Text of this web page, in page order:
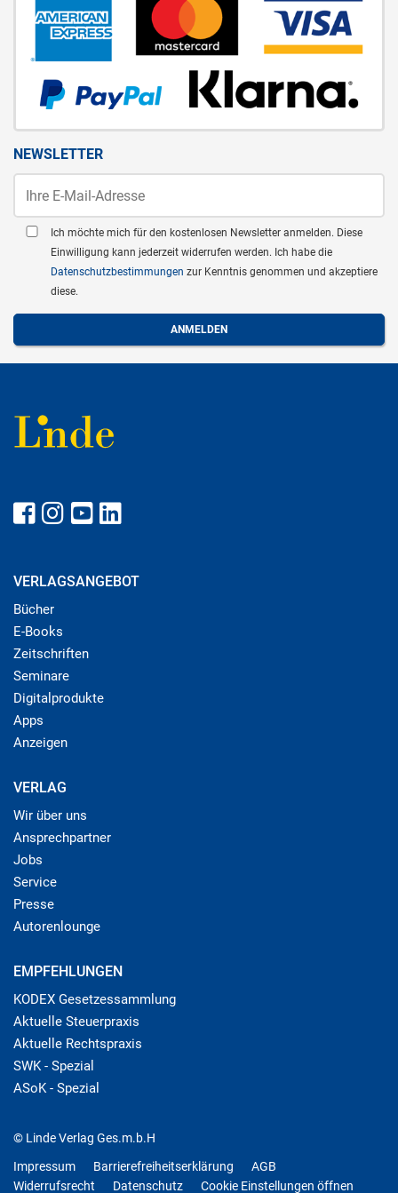
NEWSLETTER
Ich möchte mich für den kostenlosen Newsletter anmelden. Diese
Einwilligung kann jederzeit widerrufen werden. Ich habe die
Datenschutzbestimmungen zur Kenntnis genommen und akzeptiere
diese.
VERLAGSANGEBOT
Bücher
E-Books
Zeitschriften
Seminare
Digitalprodukte
Apps
Anzeigen
VERLAG
Wir über uns
Ansprechpartner
Jobs
Service
Presse
Autorenlounge
EMPFEHLUNGEN
KODEX Gesetzessammlung
Aktuelle Steuerpraxis
Aktuelle Rechtspraxis
SWK - Spezial
ASoK - Spezial
© Linde Verlag Ges.m.b.H
Impressum
Barrierefreiheitserklärung
AGB
Widerrufsrecht
Datenschutz Cookie Einstellungen öffnen